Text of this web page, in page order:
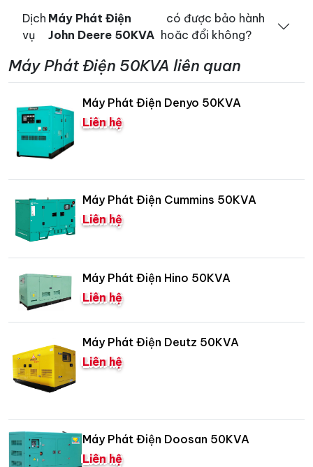
Dịch
vụ
Máy Phát Điện
John Deere 50KVA
có được bảo hành
hoăc đổi không?
Máy Phát Điện 50KVA liên quan
Máy Phát Điện Denyo 50KVA
Liên hệ
Máy Phát Điện Cummins 50KVA
Liên hệ
Máy Phát Điện Hino 50KVA
Liên hệ
Máy Phát Điện Deutz 50KVA
Liên hệ
Máy Phát Điện Doosan 50KVA
Liên hệ